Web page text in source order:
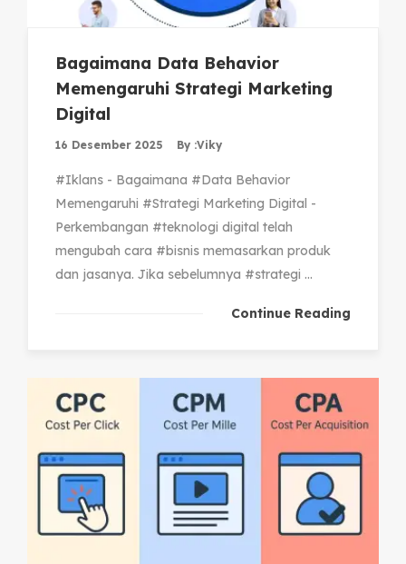
Bagaimana Data Behavior
Memengaruhi Strategi Marketing
Digital
16 Desember 2025 By :Viky
#Iklans - Bagaimana #Data Behavior
Memengaruhi #Strategi Marketing Digital -
Perkembangan #teknologi digital telah
mengubah cara #bisnis memasarkan produk
dan jasanya. Jika sebelumnya #strategi ...
Continue Reading